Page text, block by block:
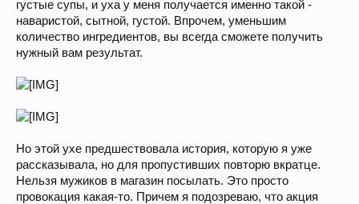
густые супы, и уха у меня получается именно такой -
наваристой, сытной, густой. Впрочем, уменьшим
количество ингредиентов, вы всегда сможете получить
нужный вам результат.
Но этой ухе предшествовала история, которую я уже
рассказывала, но для пропустивших повторю вкратце.
Нельзя мужиков в магазин посылать. Это просто
провокация какая-то. Причем я подозреваю, что акция